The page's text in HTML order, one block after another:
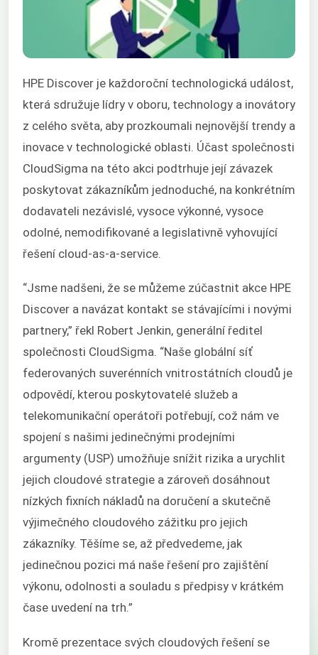
HPE Discover je každoroční technologická událost,
která sdružuje lídry v oboru, technology a inovátory
z celého světa, aby prozkoumali nejnovější trendy a
inovace v technologické oblasti. Účast společnosti
CloudSigma na této akci podtrhuje její závazek
poskytovat zákazníkům jednoduché, na konkrétním
dodavateli nezávislé, vysoce výkonné, vysoce
odolné, nemodifikované a legislativně vyhovující
řešení cloud-as-a-service.
“Jsme nadšeni, že se můžeme zúčastnit akce HPE
Discover a navázat kontakt se stávajícími i novými
partnery,” řekl Robert Jenkin, generální ředitel
společnosti CloudSigma. “Naše globální síť
federovaných suverénních vnitrostátních cloudů je
odpovědí, kterou poskytovatelé služeb a
telekomunikační operátoři potřebují, což nám ve
spojení s našimi jedinečnými prodejními
argumenty (USP) umožňuje snížit rizika a urychlit
jejich cloudové strategie a zároveň dosáhnout
nízkých fixních nákladů na doručení a skutečně
výjimečného cloudového zážitku pro jejich
zákazníky. Těšíme se, až předvedeme, jak
jedinečnou pozici má naše řešení pro zajištění
výkonu, odolnosti a souladu s předpisy v krátkém
čase uvedení na trh.”
Kromě prezentace svých cloudových řešení se